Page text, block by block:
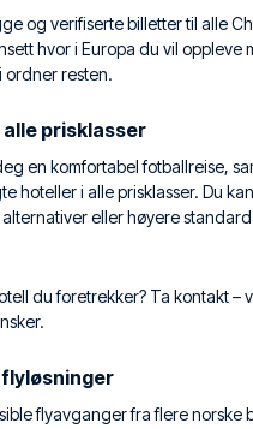
og verifiserte billetter til alle
hvor i Europa du vil oppleve
ordner resten.
prisklasser
en komfortabel fotballreise,
hoteller i alle prisklasser. Du
eller høyere
du foretrekker? Ta kontakt –
flyløsninger
flyavganger fra flere norske